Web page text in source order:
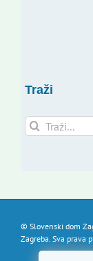
Traži
Traži...
© Slovenski dom
Zagreba. Sva prava